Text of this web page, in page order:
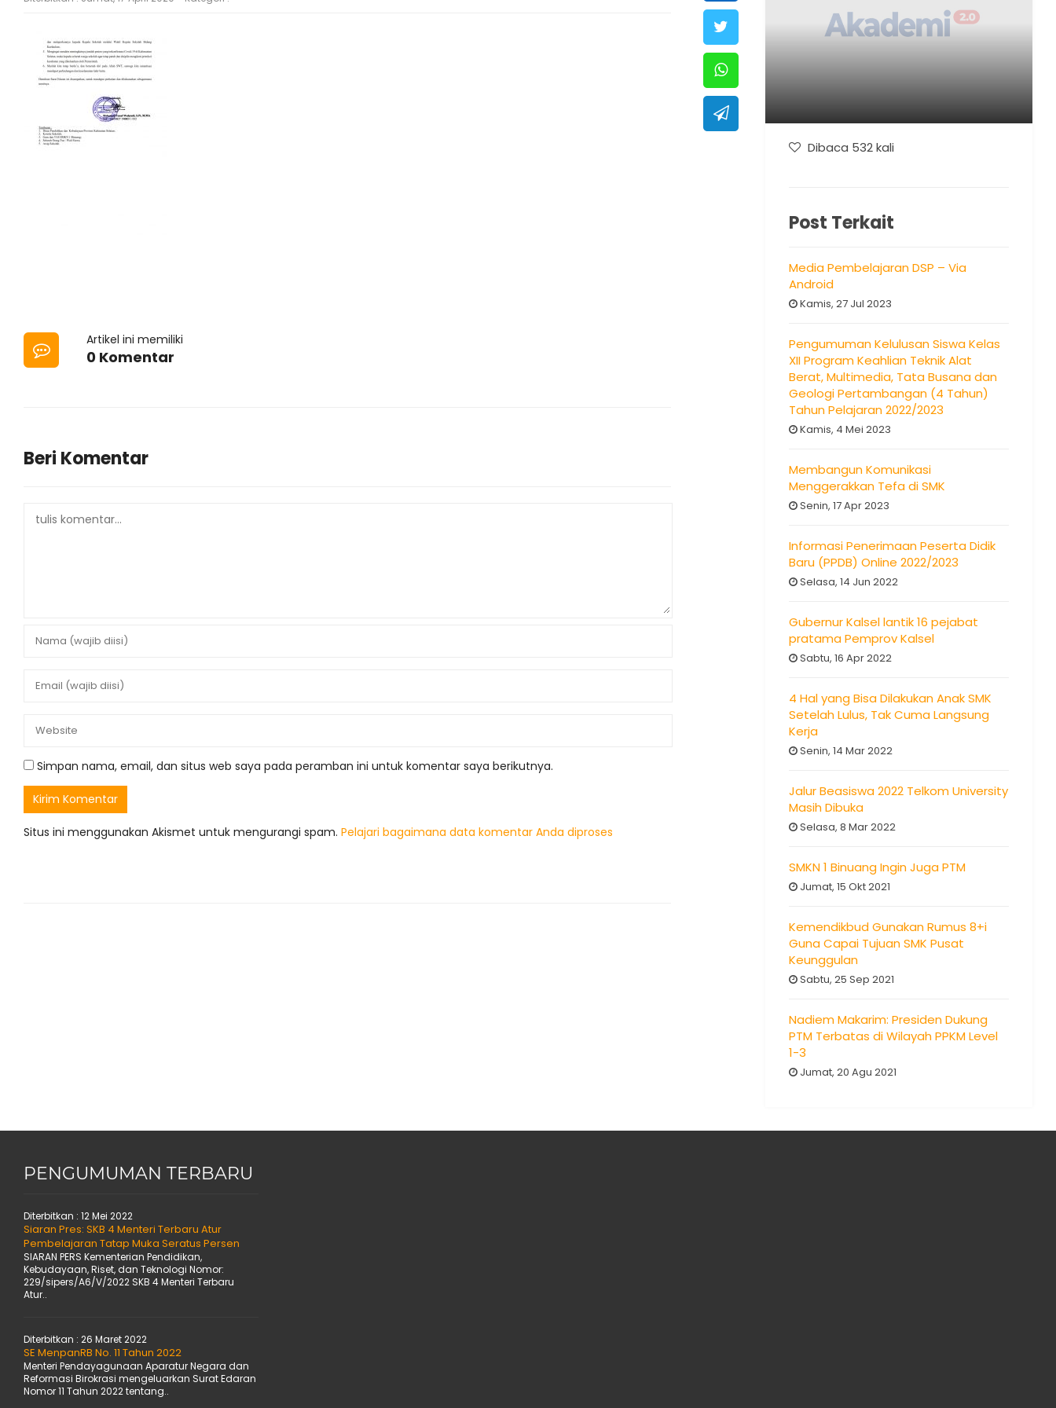
Artikel ini memiliki
0 Komentar
Beri Komentar
Simpan nama, email, dan situs web saya pada peramban ini untuk komentar saya berikutnya.
Situs ini menggunakan Akismet untuk mengurangi spam. Pelajari bagaimana data komentar Anda diproses
Dibaca 532 kali
Post Terkait
Media Pembelajaran DSP – Via
Android
Kamis, 27 Jul 2023
Pengumuman Kelulusan Siswa Kelas
XII Program Keahlian Teknik Alat
Berat, Multimedia, Tata Busana dan
Geologi Pertambangan (4 Tahun)
Tahun Pelajaran 2022/2023
Kamis, 4 Mei 2023
Membangun Komunikasi
Menggerakkan Tefa di SMK
Senin, 17 Apr 2023
Informasi Penerimaan Peserta Didik
Baru (PPDB) Online 2022/2023
Selasa, 14 Jun 2022
Gubernur Kalsel lantik 16 pejabat
pratama Pemprov Kalsel
Sabtu, 16 Apr 2022
4 Hal yang Bisa Dilakukan Anak SMK
Setelah Lulus, Tak Cuma Langsung
Kerja
Senin, 14 Mar 2022
Jalur Beasiswa 2022 Telkom University
Masih Dibuka
Selasa, 8 Mar 2022
SMKN 1 Binuang Ingin Juga PTM
Jumat, 15 Okt 2021
Kemendikbud Gunakan Rumus 8+i
Guna Capai Tujuan SMK Pusat
Keunggulan
Sabtu, 25 Sep 2021
Nadiem Makarim: Presiden Dukung
PTM Terbatas di Wilayah PPKM Level
1-3
Jumat, 20 Agu 2021
PENGUMUMAN TERBARU
Diterbitkan : 12 Mei 2022
Siaran Pres: SKB 4 Menteri Terbaru Atur
Pembelajaran Tatap Muka Seratus Persen
SIARAN PERS Kementerian Pendidikan,
Kebudayaan, Riset, dan Teknologi Nomor:
229/sipers/A6/V/2022 SKB 4 Menteri Terbaru
Atur..
Diterbitkan : 26 Maret 2022
SE MenpanRB No. 11 Tahun 2022
Menteri Pendayagunaan Aparatur Negara dan
Reformasi Birokrasi mengeluarkan Surat Edaran
Nomor 11 Tahun 2022 tentang..